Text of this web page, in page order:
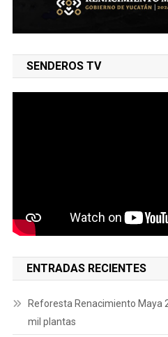
SENDEROS TV
ENTRADAS RECIENTES
Reforesta Renacimiento Maya
mil plantas